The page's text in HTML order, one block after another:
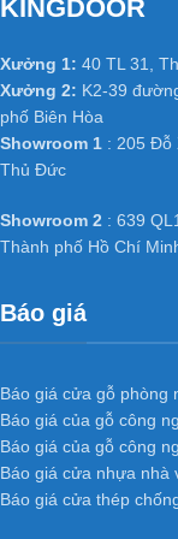
phòng, cửa văn
Mỹ, Hàn Quốc,
Đặc biệt đã và đang
vị cung cấp hàng
: Kingdoor,
HỆ THỐNG
Xưởng 1 : 35/
Xưởng 2 :
HCM.
Phường Bửu
Web:
Email :
KINGDOOR
Xưởng 1: 40 TL 31,
Xưởng 2: K2-39
phố Biên Hòa
Showroom 1 : 205 Đỗ
Thủ Đức
Showroom 2 : 639
Thành phố Hồ Chí
Báo giá
Báo giá cửa gỗ phòng
Báo giá của gỗ công
Báo giá của gỗ công
Báo giá cửa nhựa nhà
Báo giá cửa thép